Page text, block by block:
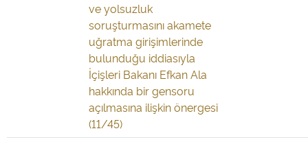
ve yolsuzluk
soruşturmasını akamete
uğratma girişimlerinde
bulunduğu iddiasıyla
İçişleri Bakanı Efkan Ala
hakkında bir gensoru
açılmasına ilişkin önergesi
(11/45)